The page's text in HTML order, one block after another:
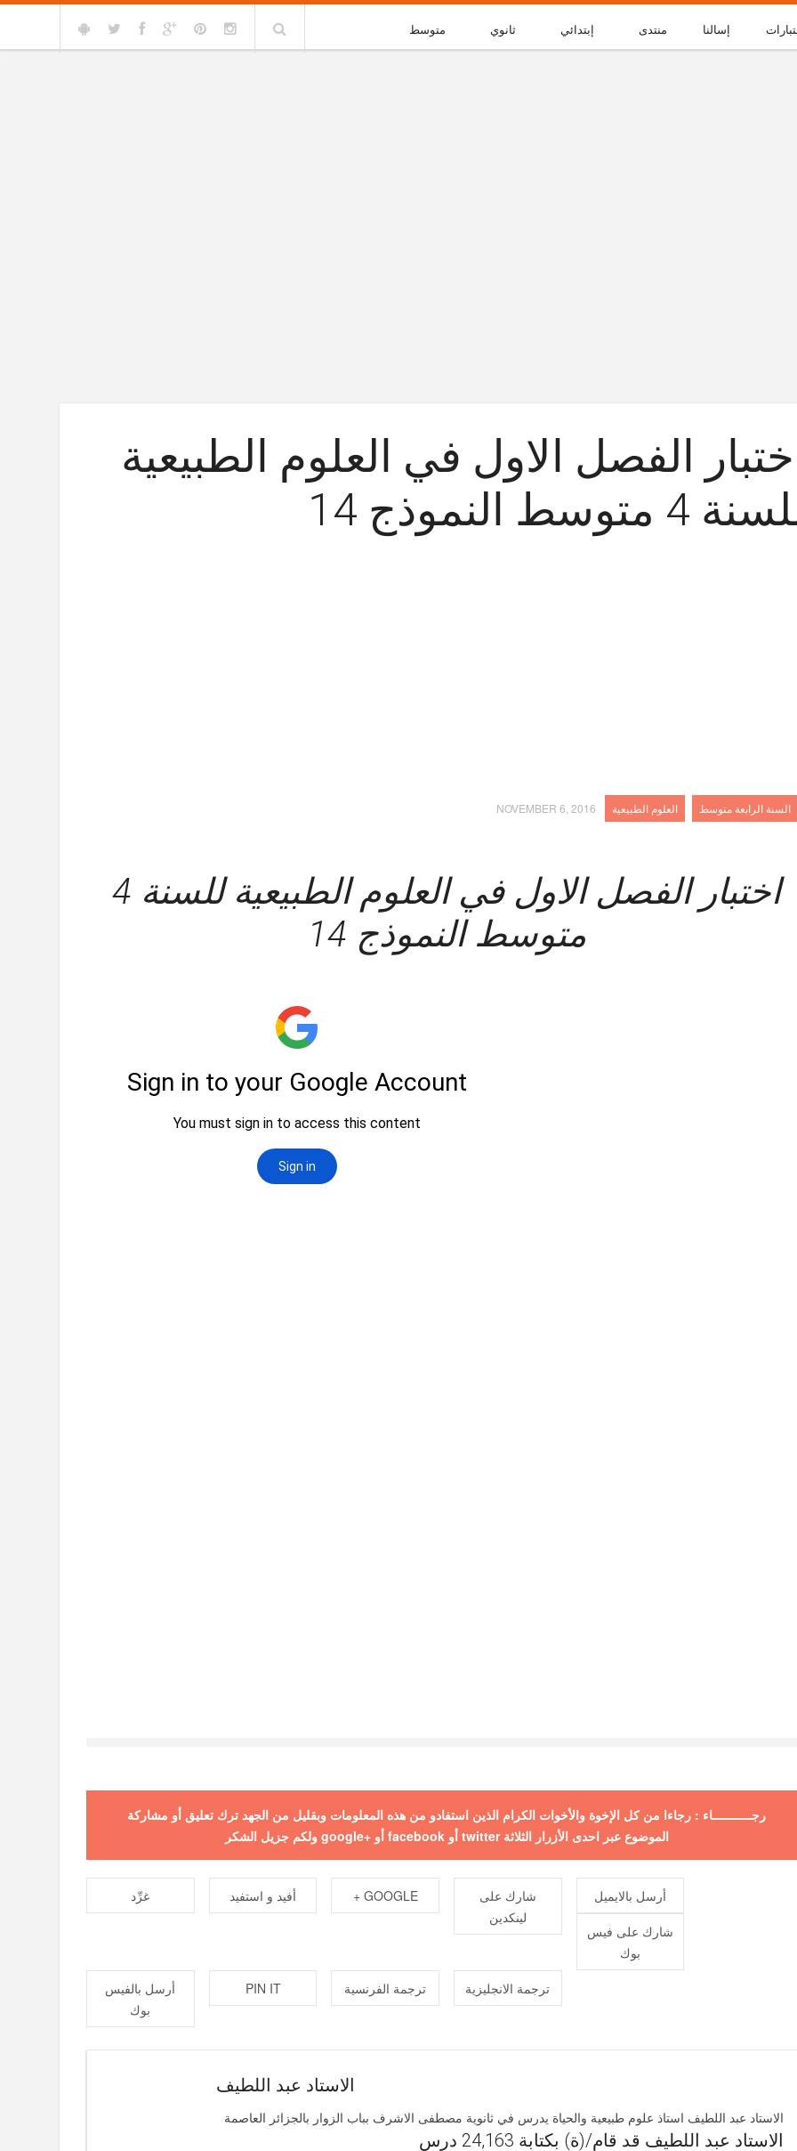
متوسط ثانوي إبتدائي منتدى إسالنا
اختبار الفصل الاول في العلوم الطبيعية
4 متوسط النموذج 14
السنة الرابعة متوسط العلوم الطبيعية NOVEMBER 6, 2016
اختبار الفصل الاول في العلوم الطبيعية للسنة 4
متوسط النموذج 14
رجـــــــــــاء : رجاءا من كل الإخوة والأخوات الكرام الذين استفادو من هذه المعلومات وبقليل من الجهد ترك تعليق أو مشاركة
الموضوع عبر احدى الأزرار الثلاثة twitter أو facebook أو +google ولكم جزيل الشكر
غرِّد أفيد و استفيد GOOGLE +
شارك على
لينكدين
أرسل بالايميل
شارك على فيس
بوك
أرسل بالفيس
بوك
PIN IT ترجمة الفرنسية ترجمة الانجليزية
الاستاد عبد اللطيف
الاستاد عبد اللطيف استاذ علوم طبيعية والحياة يدرس في ثانوية مصطفى الاشرف بباب الزوار بالجزائر العاصمة
الاستاد عبد اللطيف قد قام/(ة) بكتابة 24,163 درس